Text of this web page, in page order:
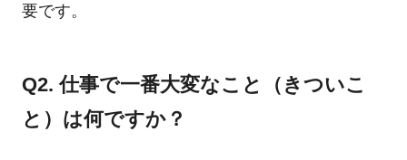
要です。
Q2. 仕事で一番大変なこと（きついこ
と）は何ですか？